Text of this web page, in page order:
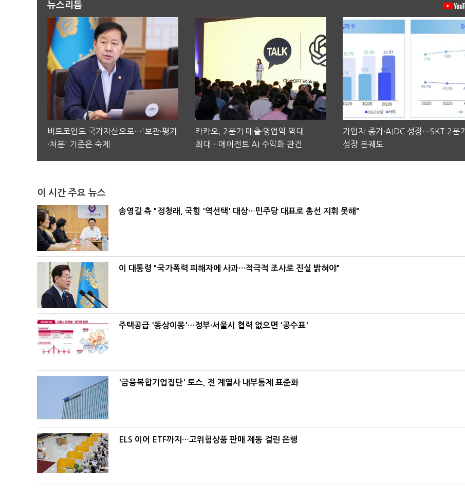
뉴스리듬
비트코인도 국가자산으로…'보관·평가
·처분' 기준은 숙제
카카오, 2분기 매출·영업익 역대
최대…에이전트 AI 수익화 관건
가입자 증가·AIDC 성장…SKT 2분기
성장 본궤도
이 시간 주요 뉴스
송영길 측 "정청래, 국힘 '역선택' 대상…민주당 대표로 총선 지휘 못해"
이 대통령 "국가폭력 피해자에 사과…적극적 조사로 진실 밝혀야"
주택공급 '동상이몽'…정부·서울시 협력 없으면 '공수표'
'금융복합기업집단' 토스, 전 계열사 내부통제 표준화
ELS 이어 ETF까지…고위험상품 판매 제동 걸린 은행